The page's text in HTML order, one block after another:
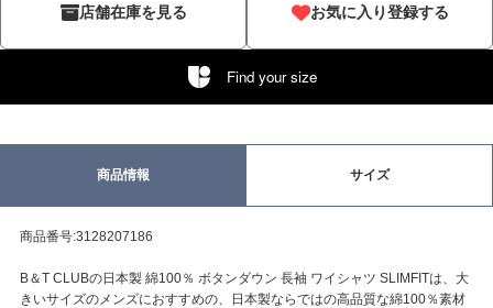
店舗在庫を見る お気に入り登録する
Find your size
商品情報 サイズ
商品番号:3128207186
B＆T CLUBの日本製 綿100％ ボタンダウン 長袖 ワイシャツ SLIMFITは、大
きいサイズのメンズにおすすめの、日本製ならではの高品質な綿100％素材